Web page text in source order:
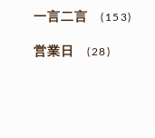
一言二言 (153)
営業日 (28)